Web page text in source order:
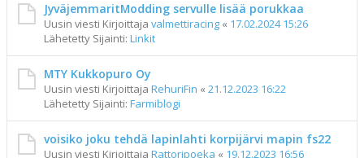
JyväjemmaritModding servulle lisää porukkaa
Uusin viesti Kirjoittaja valmettiracing « 17.02.2024 15:26
Lähetetty Sijainti: Linkit
MTY Kukkopuro Oy
Uusin viesti Kirjoittaja RehuriFin « 21.12.2023 16:22
Lähetetty Sijainti: Farmiblogi
voisiko joku tehdä lapinlahti korpijärvi mapin fs22
Uusin viesti Kirjoittaja Rattoripoeka « 19.12.2023 16:56